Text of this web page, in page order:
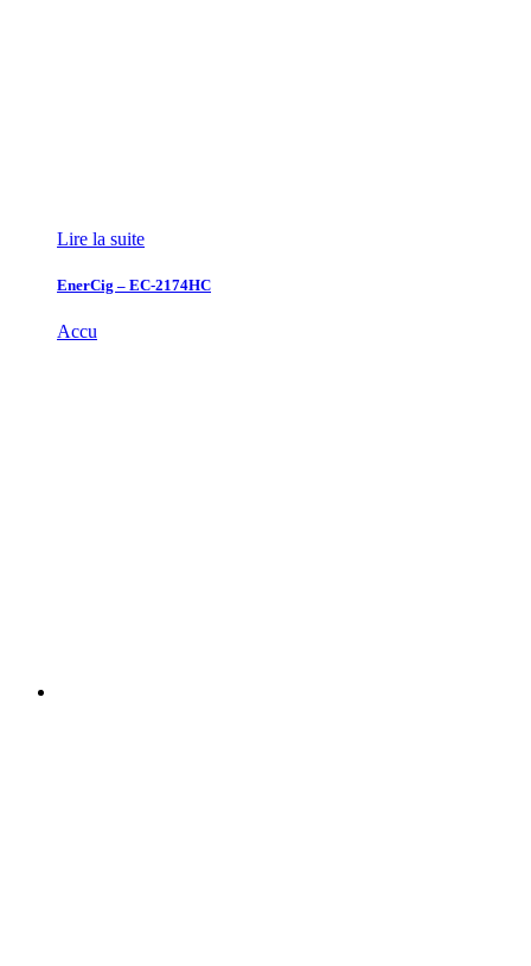
Lire la suite
EnerCig – EC-2174HC
Accu